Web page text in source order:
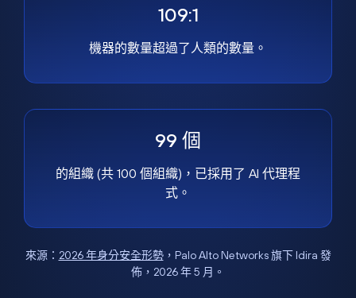
109:1
機器的數量超過了人類的數量。
99 個
的組織 (共 100 個組織)，已採用了 AI 代理程
式。
來源： 2026 年身分安全形勢，Palo Alto Networks 旗下 Idira 發
佈，2026 年 5 月。